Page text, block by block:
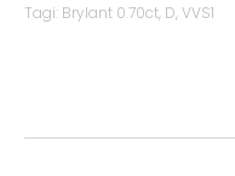
Tagi: Brylant 0.70ct, D,VVS1